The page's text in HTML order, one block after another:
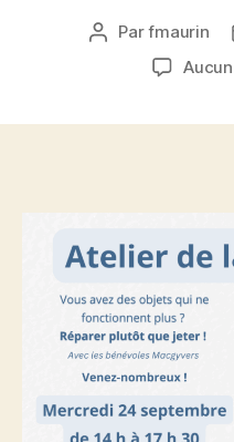
Auteur
Parfmaurin